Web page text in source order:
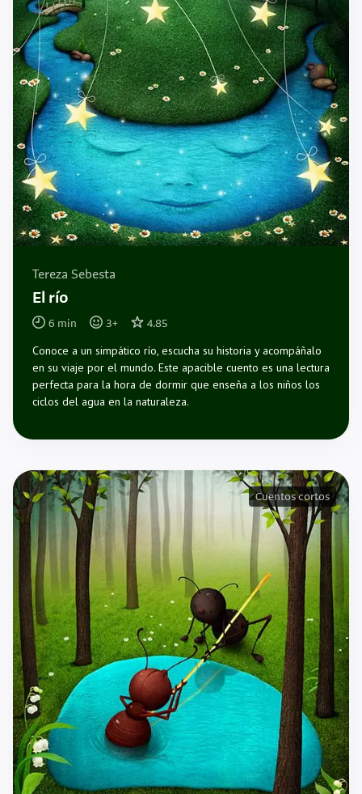
Tereza Sebesta
El río
6 min 3+ 4.85
Conoce a un simpático río, escucha su historia y acompáñalo
en su viaje por el mundo. Este apacible cuento es una lectura
perfecta para la hora de dormir que enseña a los niños los
ciclos del agua en la naturaleza.
Cuentos cortos